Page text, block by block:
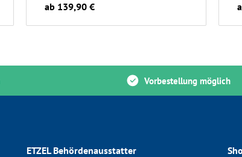
ab 139,90 €
Vorbestellung möglich
ETZEL Behördenausstatter